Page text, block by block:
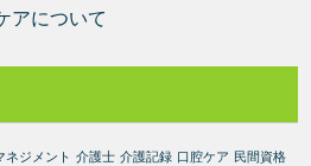
アについて
ネジメント 介護士 介護記録 口腔ケア 民間資格